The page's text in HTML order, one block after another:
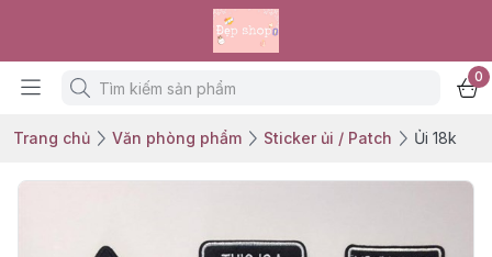
0
Trang chủ Văn phòng phẩm Sticker ủi / Patch Ủi 18k